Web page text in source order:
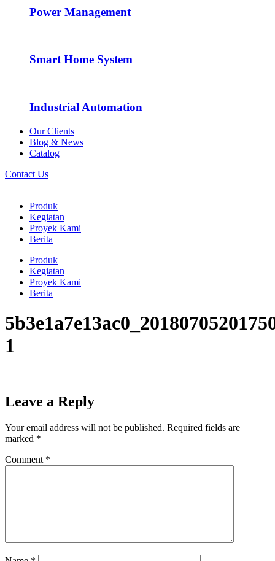
Power Management
Smart Home System
Industrial Automation
Our Clients
Blog & News
Catalog
Contact Us
Produk
Kegiatan
Proyek Kami
Berita
Produk
Kegiatan
Proyek Kami
Berita
1
Leave a Reply
Your email address will not be published. Required fields are
marked *
Comment *